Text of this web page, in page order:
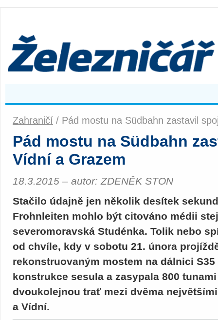
Zahraničí / Pád mostu na Südbahn zastavil
Pád mostu na Südbahn
Vídní a Grazem
18.3.2015 – autor: ZDENĚK STON
Stačilo údajně jen několik desítek
Frohnleiten mohlo být citováno médii
severomoravská Studénka. Tolik nebo
od chvíle, kdy v sobotu 21. února
rekonstruovaným mostem na dálnici
konstrukce sesula a zasypala 800
dvoukolejnou trať mezi dvěma
a Vídní.